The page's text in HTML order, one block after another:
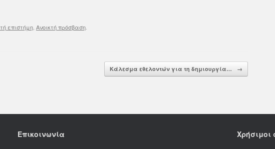
επιστήμη Ανοικτή πρόσβαση
Κάλεσμα εθελοντών για τη δημιουργία… →
Επικοινωνία Χρήσιμοι